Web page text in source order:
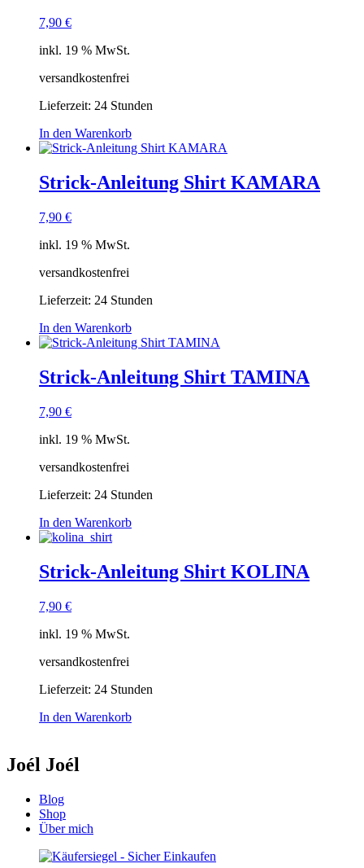
7,90 €
inkl. 19 % MwSt.
versandkostenfrei
Lieferzeit: 24 Stunden
In den Warenkorb
Strick-Anleitung Shirt KAMARA
7,90 €
inkl. 19 % MwSt.
versandkostenfrei
Lieferzeit: 24 Stunden
In den Warenkorb
Strick-Anleitung Shirt TAMINA
7,90 €
inkl. 19 % MwSt.
versandkostenfrei
Lieferzeit: 24 Stunden
In den Warenkorb
Strick-Anleitung Shirt KOLINA
7,90 €
inkl. 19 % MwSt.
versandkostenfrei
Lieferzeit: 24 Stunden
In den Warenkorb
Joél Joél
Blog
Shop
Über mich